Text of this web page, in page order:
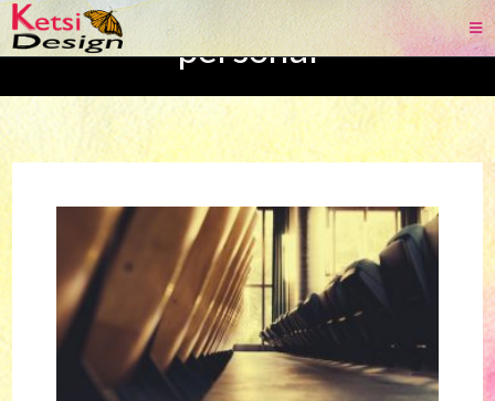
personal